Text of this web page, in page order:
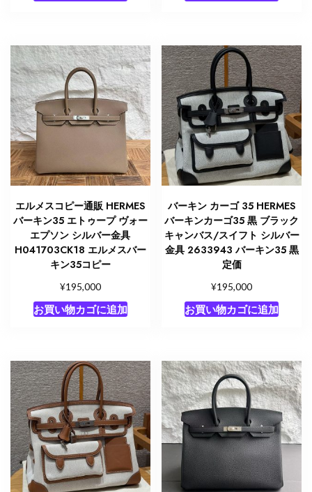
エルメスコピー通販 HERMES
バーキン35 エトゥープ ヴォー
エプソン シルバー金具
H041703CK18 エルメスバー
キン35コピー
¥195,000
お買い物カゴに追加
バーキン カーゴ 35 HERMES
バーキンカーゴ35 黒 ブラック
キャンバス/スイフト シルバー
金具 2633943 バーキン35 黒
定価
¥195,000
お買い物カゴに追加